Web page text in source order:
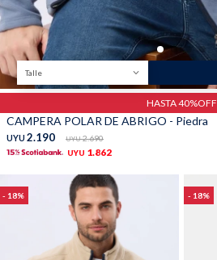
Talle
HASTA 40%OFF
CAMPERA POLAR DE ABRIGO - Piedra
UYU 2.190 UYU 2.690
UYU 1.862
18 18